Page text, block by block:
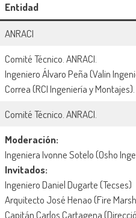
Entidad
ANRACI
Comité Técnico. ANRACI.
Ingeniero Álvaro Peña (Valin
Correa (RCI Ingeniería y Montajes).
Comité Técnico. ANRACI.
Moderación:
Ingeniera Ivonne Sotelo (Osho
Invitados:
Ingeniero Daniel Dugarte (Tecses)
Arquitecto José Henao (Fire
Capitán Carlos Cartagena